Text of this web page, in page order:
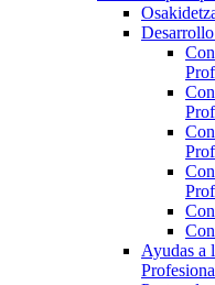
Ayudas a